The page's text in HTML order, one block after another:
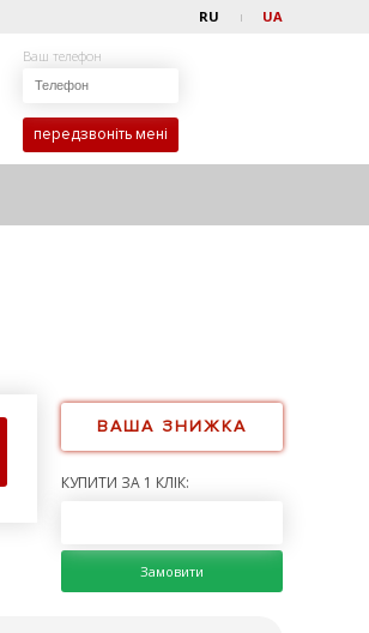
RU UA
Ваш телефон
передзвоніть мені
ВАША ЗНИЖКА
КУПИТИ ЗА 1 КЛІК:
Замовити